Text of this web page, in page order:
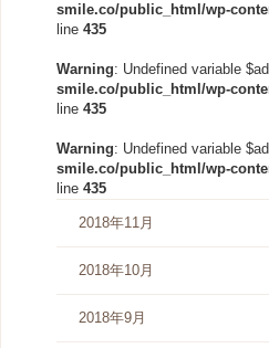
smile.co/public_html/wp-
line 435
Warning: Undefined variable
smile.co/public_html/wp-
line 435
Warning: Undefined variable
smile.co/public_html/wp-
line 435
2018年11月
2018年10月
2018年9月